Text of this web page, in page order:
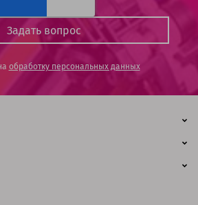
обработку персональных данных